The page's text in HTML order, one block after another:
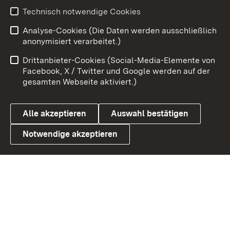
Link zum Landesportal
Impressum
Kontakt
Barrierefreiheit
Datenschutz
Cookies
Technisch notwendige Cookies
Analyse-Cookies (Die Daten werden ausschließlich
anonymisiert verarbeitet.)
Drittanbieter-Cookies (Social-Media-Elemente von
Facebook, X / Twitter und Google werden auf der
gesamten Webseite aktiviert.)
Alle akzeptieren Auswahl bestätigen
Notwendige akzeptieren